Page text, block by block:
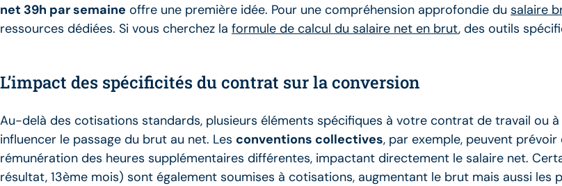
net 39h par semaine offre une première idée. Pour une compréhension approfondie du salaire
ressources dédiées. Si vous cherchez la formule de calcul du salaire net en brut, des outils
L’impact des spécificités du contrat sur la conversion
Au-delà des cotisations standards, plusieurs éléments spécifiques à votre contrat de travail ou
influencer le passage du brut au net. Les conventions collectives, par exemple, peuvent
rémunération des heures supplémentaires différentes, impactant directement le salaire net.
résultat, 13ème mois) sont également soumises à cotisations, augmentant le brut mais aussi les